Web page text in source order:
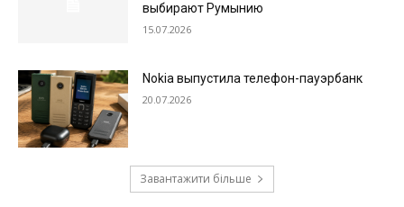
выбирают Румынию
15.07.2026
Nokia выпустила телефон-пауэрбанк
20.07.2026
Завантажити більше